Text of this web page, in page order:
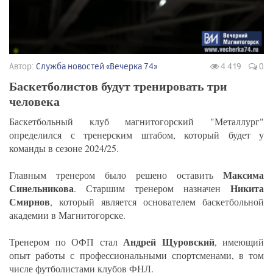
Автор: Служба новостей «Вечерка 74» 4 419 0
Баскетболистов будут тренировать три
человека
Баскетбольный клуб магнитогорский "Металлург"
определился с тренерским штабом, который будет у
команды в сезоне 2024/25.
Главным тренером было решено оставить Максима
Синельникова. Старшим тренером назначен Никита
Смирнов, который является основателем баскетбольной
академии в Магнитогорске.
Тренером по ОФП стал Андрей Щуровский, имеющий
опыт работы с профессиональными спортсменами, в том
числе футболистами клубов ФНЛ.